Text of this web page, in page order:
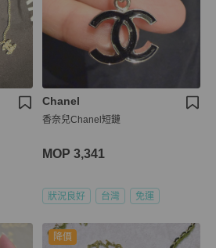
Chanel
香奈兒Chanel短鏈
MOP 3,341
狀況良好 台灣 免運
降價